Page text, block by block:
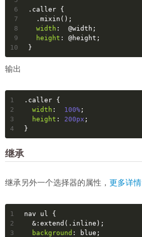
6
7
8
9
10
.caller {
.mixin ();
width : @width ;
height : @height ;
}
输出
1
2
3
4
.caller {
width : 100% ;
height : 200px ;
}
继承
继承另外一个选择器的属性， 更多详情
1
2
3
nav ul {
& :extend(.inline) ;
background : blue;